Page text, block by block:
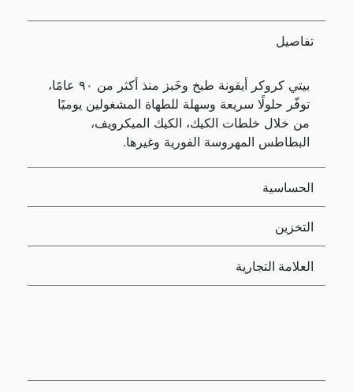
تفاصيل
بيتي كروكر أيقونة طبخ وخَبز منذ أكثر من ٩٠ عامًا،
توفّر حلولًا سريعة وسهلة للطهاة المشغولين يوميًا
من خلال خلطات الكيك، الكيك الميكرويف،
البطاطس المهروسة الفورية وغيرها.
الحساسية
التخزين
العلامة التجارية